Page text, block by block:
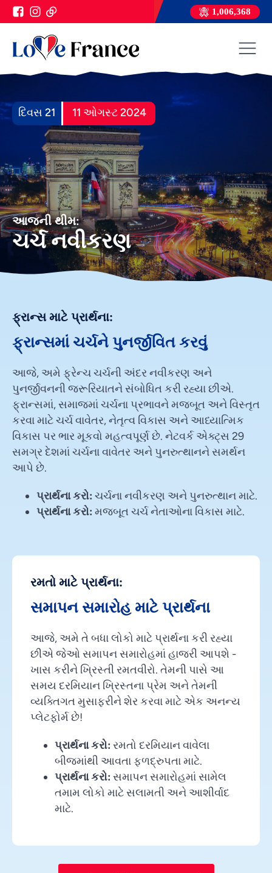
1,006,368
દિવસ 21 11 ઓગસ્ટ 2024
આજની થીમ:
ચર્ચ નવીકરણ
ફ્રાન્સ માટે પ્રાર્થના:
ફ્રાન્સમાં ચર્ચને પુનર્જીવિત કરવું
આજે, અમે ફ્રેન્ચ ચર્ચની અંદર નવીકરણ અને
પુનર્જીવનની જરૂરિયાતને સંબોધિત કરી રહ્યા છીએ.
ફ્રાન્સમાં, સમાજમાં ચર્ચના પ્રભાવને મજબૂત અને વિસ્તૃત
કરવા માટે ચર્ચ વાવેતર, નેતૃત્વ વિકાસ અને આધ્યાત્મિક
વિકાસ પર ભાર મૂકવો મહત્વપૂર્ણ છે. નેટવર્ક એક્ટ્સ 29
સમગ્ર દેશમાં ચર્ચના વાવેતર અને પુનરુત્થાનને સમર્થન
આપે છે.
પ્રાર્થના કરો: ચર્ચના નવીકરણ અને પુનરુત્થાન માટે.
પ્રાર્થના કરો: મજબૂત ચર્ચ નેતાઓના વિકાસ માટે.
રમતો માટે પ્રાર્થના:
સમાપન સમારોહ માટે પ્રાર્થના
આજે, અમે તે બધા લોકો માટે પ્રાર્થના કરી રહ્યા
છીએ જેઓ સમાપન સમારોહમાં હાજરી આપશે -
ખાસ કરીને ખ્રિસ્તી રમતવીરો. તેમની પાસે આ
સમય દરમિયાન ખ્રિસ્તના પ્રેમ અને તેમની
વ્યક્તિગત મુસાફરીને શેર કરવા માટે એક અનન્ય
પ્લેટફોર્મ છે!
પ્રાર્થના કરો: રમતો દરમિયાન વાવેલા
બીજમાંથી આવતા ફળદ્રુપતા માટે.
પ્રાર્થના કરો: સમાપન સમારોહમાં સામેલ
તમામ લોકો માટે સલામતી અને આશીર્વાદ
માટે.